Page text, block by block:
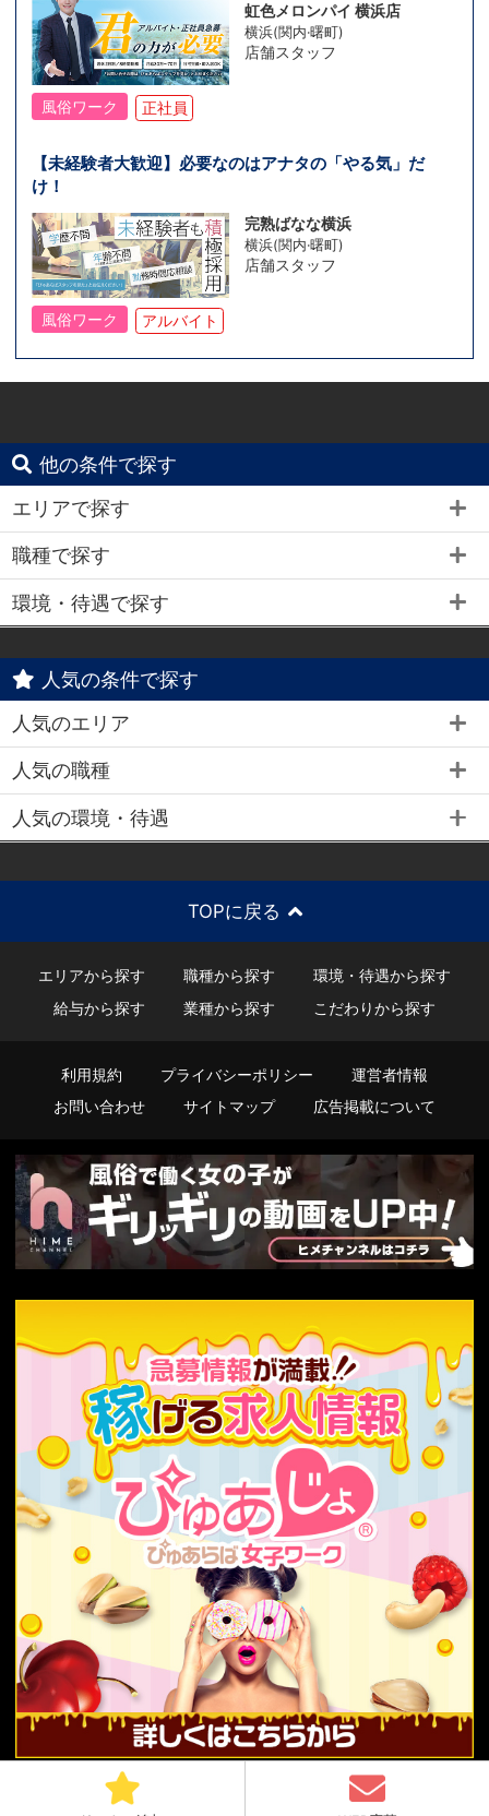
虹色メロンパイ 横浜店
横浜(関内·曙町)
店舗スタッフ
風俗ワーク 正社員
【未経験者大歓迎】必要なのはアナタの「やる気」だ
け！
完熟ばなな横浜
横浜(関内·曙町)
店舗スタッフ
風俗ワーク アルバイト
他の条件で探す
エリアで探す
職種で探す
環境・待遇で探す
人気の条件で探す
人気のエリア
人気の職種
人気の環境・待遇
TOPに戻る
エリアから探す 職種から探す
環境・待遇から探す
給与から探す
業種から探す こだわりから探す
利用規約 プライバシーポリシー
運営者情報
お問い合わせ
サイトマップ 広告掲載について
Copyright© 2019-2025 ぴゅあらばスタッフ All rights reserved.